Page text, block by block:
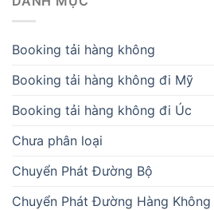
Booking tải hàng không
Booking tải hàng không đi Mỹ
Booking tải hàng không đi Úc
Chưa phân loại
Chuyển Phát Đường Bộ
Chuyển Phát Đường Hàng Không